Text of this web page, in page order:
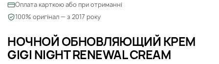
НОЧНОЙ ОБНОВЛЯЮЩИЙ КРЕМ
GIGI NIGHT RENEWAL CREAM
Оплата карткою або при отриманні
100% оригінал — з 2017 року